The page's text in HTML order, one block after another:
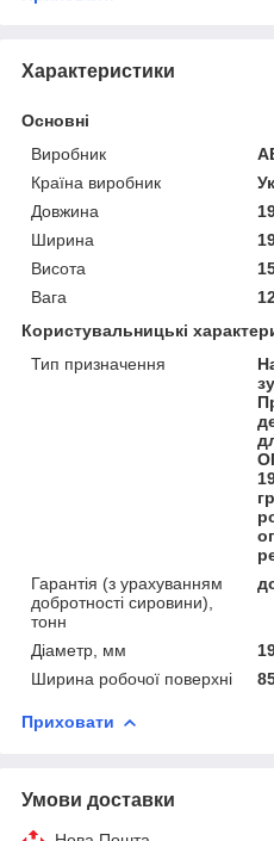
Характеристики
Основні
Виробник
Країна виробник
Довжина
Ширина
Висота
Вага
Користувальницькі
Тип призначення
Гарантія (з урахуванням
добротності сировини),
тонн
Діаметр, мм
Ширина робочої поверхні
Приховати
Умови доставки